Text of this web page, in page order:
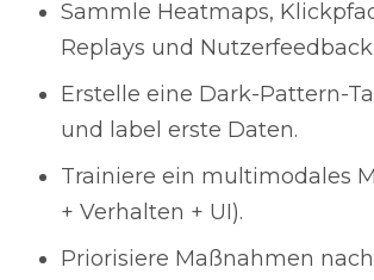
Sammle Heatmaps,
Replays und Nutzerfeedback.
Erstelle eine Dark-Pattern-
und label erste Daten.
Trainiere ein multimodales
+ Verhalten + UI).
Priorisiere Maßnahmen